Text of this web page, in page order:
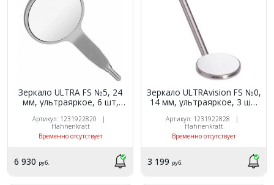
Зеркало ULTRA FS №5, 24
мм, ультраяркое, 6 шт,
Артикул: 1231922820 |
Hahnenkratt
Временно отсутствует
6 930 руб.
Зеркало ULTRAvision FS №0,
14 мм, ультраяркое, 3 шт,
Артикул: 1231922828 |
Hahnenkratt
Временно отсутствует
3 199 руб.